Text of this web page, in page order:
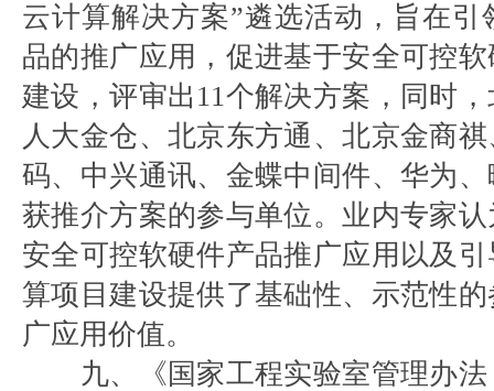
云计算解决方案”遴选活动，旨在
品的推广应用，促进基于安全可控
建设，评审出11个解决方案，同时
人大金仓、北京东方通、北京金商
码、中兴通讯、金蝶中间件、华为
获推介方案的参与单位。业内专家
安全可控软硬件产品推广应用以及
算项目建设提供了基础性、示范性
广应用价值。
九、《国家工程实验室管理办